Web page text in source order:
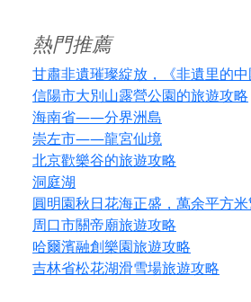
熱門推薦
甘肅非遺璀璨綻放，《非遺里的
信陽市大別山露營公園的旅遊攻略
海南省——分界洲島
崇左市——龍宮仙境
北京歡樂谷的旅遊攻略
洞庭湖
圓明園秋日花海正盛，萬余平方
周口市關帝廟旅遊攻略
哈爾濱融創樂園旅遊攻略
吉林省松花湖滑雪場旅遊攻略